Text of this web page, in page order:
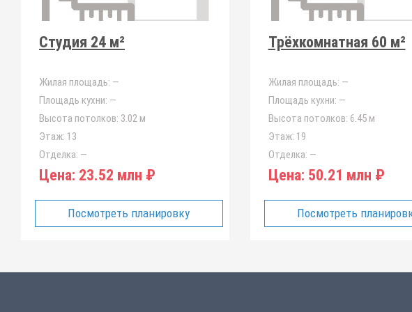
Студия 24 м²
Жилая площадь: —
Площадь кухни: —
Высота потолков: 3.02 м
Этаж: 13
Отделка: —
Цена: 23.52 млн ₽
Посмотреть планировку
Трёхкомнатная 60 м²
Жилая площадь: —
Площадь кухни: —
Высота потолков: 6.45 м
Этаж: 19
Отделка: —
Цена: 50.21 млн ₽
Посмотреть